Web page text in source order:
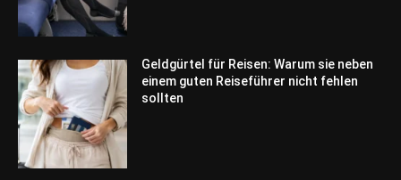
Geldgürtel für Reisen: Warum sie neben
einem guten Reiseführer nicht fehlen
sollten